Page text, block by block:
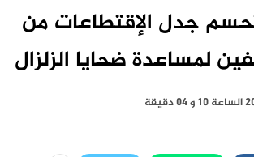
جدل الإقتطاعات من
لمساعدة ضحايا الزلزال